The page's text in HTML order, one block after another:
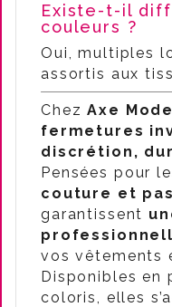
Existe-t-il
couleurs ?
Oui, multiples
assortis aux
ChezAxe
fermetures
discrétion,
Pensées pour
couture et
garantissent
vos vêtements
Disponibles en
coloris, elles